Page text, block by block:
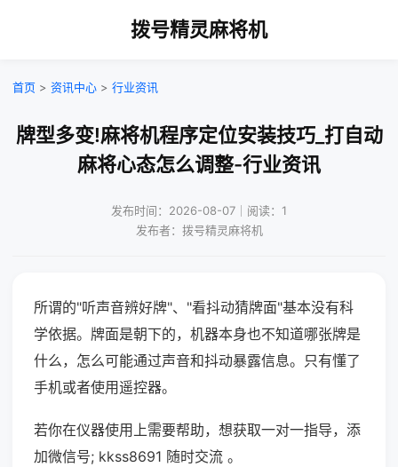
拨号精灵麻将机
首页 > 资讯中心 > 行业资讯
牌型多变!麻将机程序定位安装技巧_打自动
麻将心态怎么调整-行业资讯
发布时间：2026-08-07｜阅读：1
发布者：拨号精灵麻将机
所谓的"听声音辨好牌"、"看抖动猜牌面"基本没有科
学依据。牌面是朝下的，机器本身也不知道哪张牌是
什么，怎么可能通过声音和抖动暴露信息。只有懂了
手机或者使用遥控器。
若你在仪器使用上需要帮助，想获取一对一指导，添
加微信号; kkss8691 随时交流 。